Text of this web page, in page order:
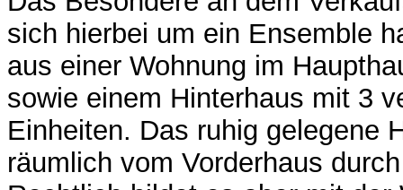
sich hierbei um ein Ensemble
aus einer Wohnung im
sowie einem Hinterhaus mit 3
Einheiten. Das ruhig gelegene
räumlich vom Vorderhaus